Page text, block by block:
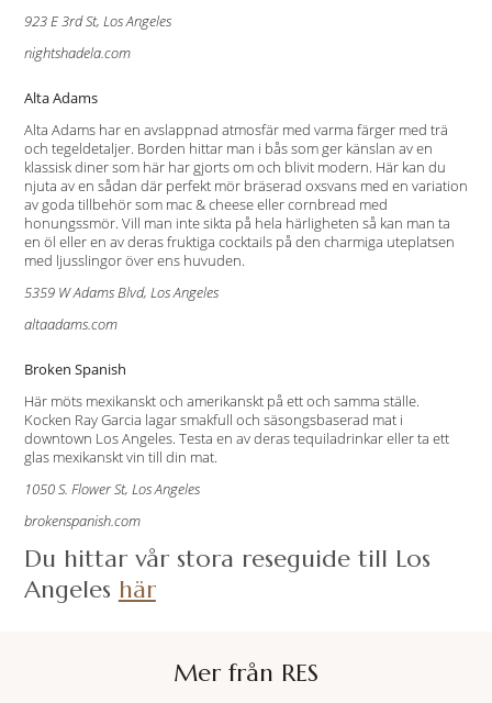
923 E 3rd St, Los Angeles
nightshadela.com
Alta Adams
Alta Adams har en avslappnad atmosfär med varma färger med trä
och tegeldetaljer. Borden hittar man i bås som ger känslan av en
klassisk diner som här har gjorts om och blivit modern. Här kan du
njuta av en sådan där perfekt mör bräserad oxsvans med en variation
av goda tillbehör som mac & cheese eller cornbread med
honungssmör. Vill man inte sikta på hela härligheten så kan man ta
en öl eller en av deras fruktiga cocktails på den charmiga uteplatsen
med ljusslingor över ens huvuden.
5359 W Adams Blvd, Los Angeles
altaadams.com
Broken Spanish
Här möts mexikanskt och amerikanskt på ett och samma ställe.
Kocken Ray Garcia lagar smakfull och säsongsbaserad mat i
downtown Los Angeles. Testa en av deras tequiladrinkar eller ta ett
glas mexikanskt vin till din mat.
1050 S. Flower St, Los Angeles
brokenspanish.com
Du hittar vår stora reseguide till Los
Angeles här
Mer från RES